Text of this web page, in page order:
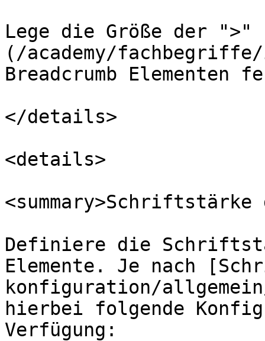
Lege die Größe der
(/academy/
Breadcrumb Elementen
</details>
<details>
<summary>Schriftstärke
Definiere die
Elemente. Je nach
konfiguration/
hierbei folgende
Verfügung: